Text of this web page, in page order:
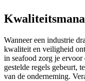
Wanneer een industrie
kwaliteit en veiligheid
in seafood zorg je ervoor
gestelde regels gebeurt,
van de onderneming.